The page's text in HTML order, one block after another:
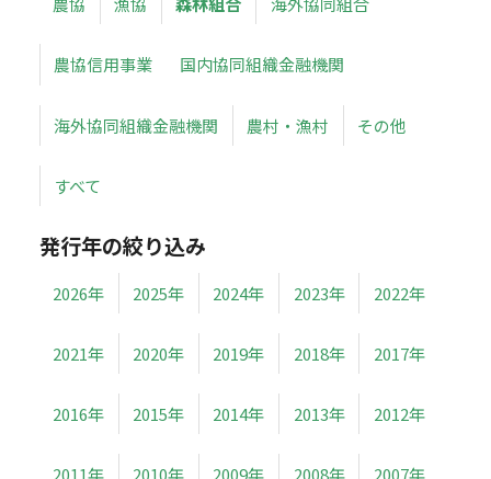
農協信用事業 国内協同組織金融機関
海外協同組織金融機関 農村・漁村 その他
すべて
発行年の絞り込み
2026年 2025年 2024年 2023年 2022年
2021年 2020年 2019年 2018年 2017年
2016年 2015年 2014年 2013年 2012年